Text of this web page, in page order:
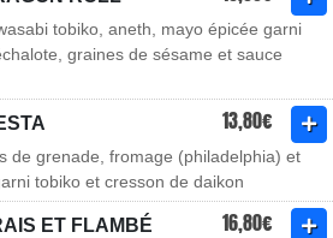
tobiko, aneth, mayo épicée garni
graines de sésame et sauce
13,80€
de grenade, fromage (philadelphia) et
tobiko et cresson de daikon
ET FLAMBÉ 16,80€